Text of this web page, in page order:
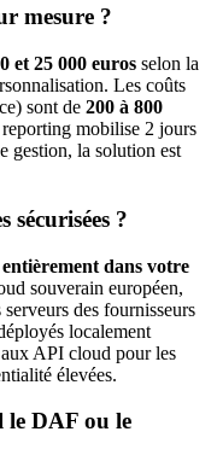
mesure ?
et 25 000 euros selon la
Les coûts
sont de 200 à 800
mobilise 2 jours
gestion, la solution est
sécurisées ?
entièrement dans votre
souverain européen,
des fournisseurs
localement
API cloud pour les
élevées.
le DAF ou le